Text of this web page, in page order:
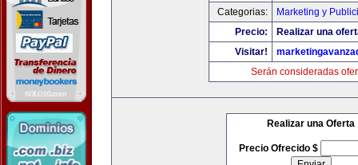
Categorias:
Marketing y
Precio:
Realizar una
Visitar!
Serán consideradas
Realizar una Oferta
Precio Ofrecido $